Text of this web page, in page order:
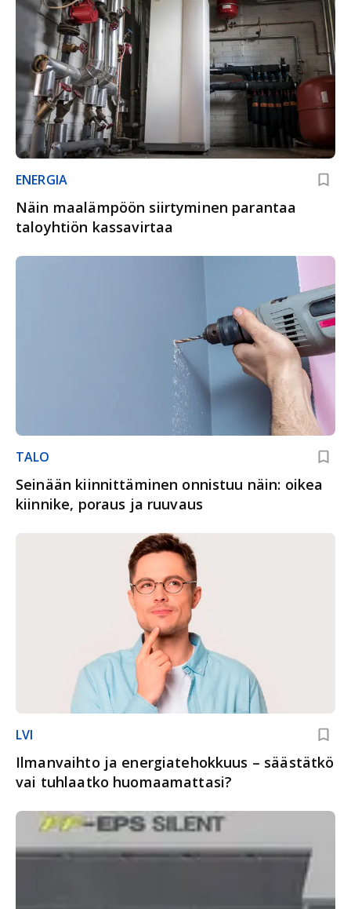
ENERGIA
Näin maalämpöön siirtyminen parantaa
taloyhtiön kassavirtaa
TALO
Seinään kiinnittäminen onnistuu näin: oikea
kiinnike, poraus ja ruuvaus
LVI
Ilmanvaihto ja energiatehokkuus – säästätkö
vai tuhlaatko huomaamattasi?